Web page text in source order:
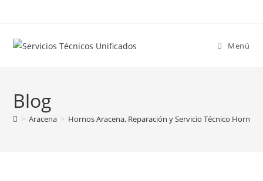
contenido
Menú
Blog
> Aracena > Hornos Aracena, Reparación y Servicio Técnico Hornos